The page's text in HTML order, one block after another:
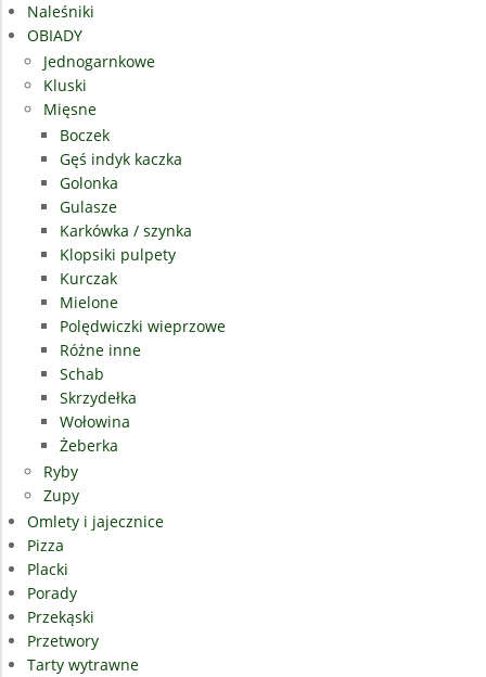
Naleśniki
OBIADY
Jednogarnkowe
Kluski
Mięsne
Boczek
Gęś indyk kaczka
Golonka
Gulasze
Karkówka / szynka
Klopsiki pulpety
Kurczak
Mielone
Polędwiczki wieprzowe
Różne inne
Schab
Skrzydełka
Wołowina
Żeberka
Ryby
Zupy
Omlety i jajecznice
Pizza
Placki
Porady
Przekąski
Przetwory
Tarty wytrawne